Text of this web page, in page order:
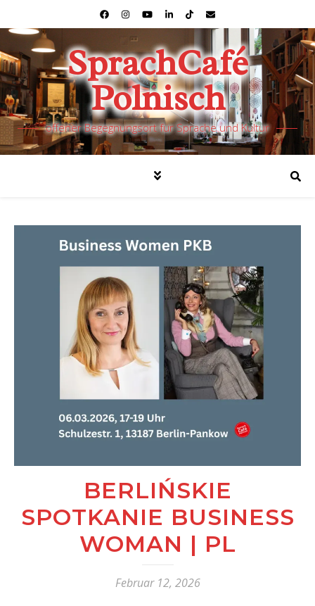
SprachCafé
Polnisch
offener Begegnungsort für Sprache und Kultur
BERLIŃSKIE
SPOTKANIE BUSINESS
WOMAN | PL
Februar 12, 2026